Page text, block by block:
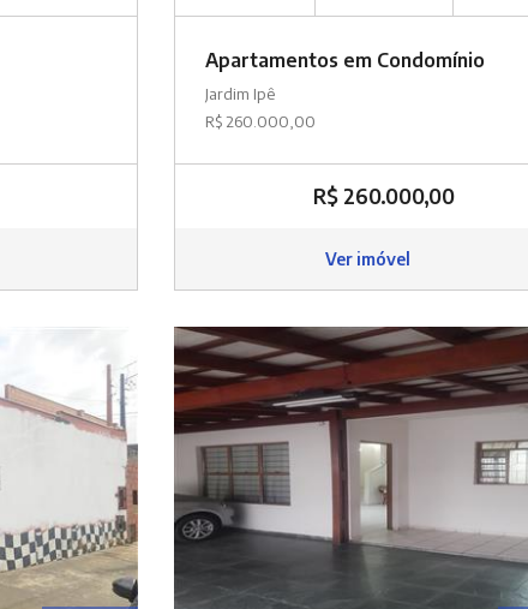
Apartamentos em Condomínio
Jardim Ipê
R$ 260.000,00
R$ 260.000,00
Ver imóvel